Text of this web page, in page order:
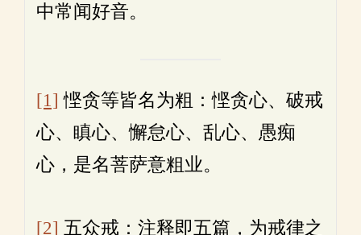
中常闻好音。
[1] 悭贪等皆名为粗：悭贪心、破戒
心、瞋心、懈怠心、乱心、愚痴
心，是名菩萨意粗业。
[2] 五众戒：注释即五篇，为戒律之